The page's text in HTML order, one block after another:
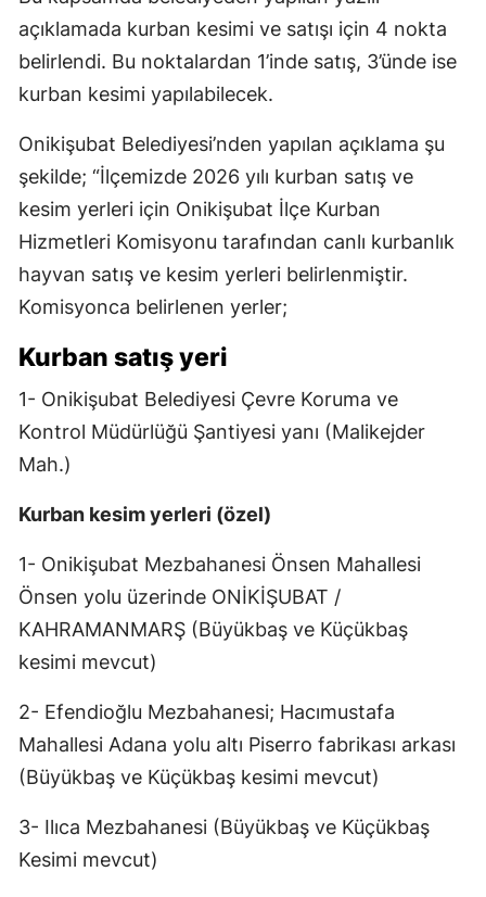
açıklamada kurban kesimi ve satışı için 4 nokta
belirlendi. Bu noktalardan 1’inde satış, 3’ünde ise
kurban kesimi yapılabilecek.
Onikişubat Belediyesi’nden yapılan açıklama şu
şekilde; “İlçemizde 2026 yılı kurban satış ve
kesim yerleri için Onikişubat İlçe Kurban
Hizmetleri Komisyonu tarafından canlı kurbanlık
hayvan satış ve kesim yerleri belirlenmiştir.
Komisyonca belirlenen yerler;
Kurban satış yeri
1- Onikişubat Belediyesi Çevre Koruma ve
Kontrol Müdürlüğü Şantiyesi yanı (Malikejder
Mah.)
Kurban kesim yerleri (özel)
1- Onikişubat Mezbahanesi Önsen Mahallesi
Önsen yolu üzerinde ONİKİŞUBAT /
KAHRAMANMARŞ (Büyükbaş ve Küçükbaş
kesimi mevcut)
2- Efendioğlu Mezbahanesi; Hacımustafa
Mahallesi Adana yolu altı Piserro fabrikası arkası
(Büyükbaş ve Küçükbaş kesimi mevcut)
3- Ilıca Mezbahanesi (Büyükbaş ve Küçükbaş
Kesimi mevcut)